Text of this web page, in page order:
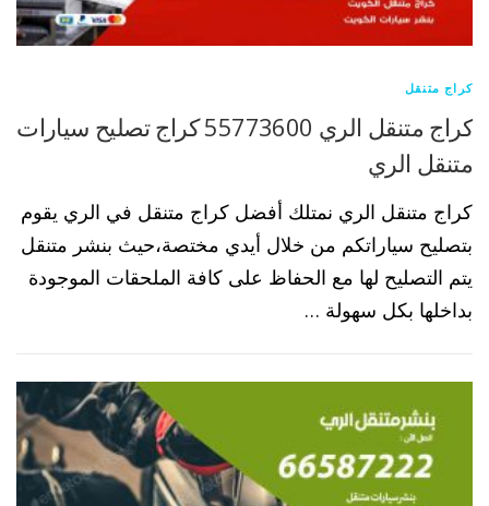
كراج متنقل
كراج متنقل الري 55773600 كراج تصليح سيارات
متنقل الري
كراج متنقل الري نمتلك أفضل كراج متنقل في الري يقوم
بتصليح سياراتكم من خلال أيدي مختصة،حيث بنشر متنقل
يتم التصليح لها مع الحفاظ على كافة الملحقات الموجودة
بداخلها بكل سهولة …